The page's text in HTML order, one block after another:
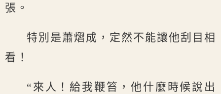
張。
特別是蕭熠成，定然不能讓他刮目相
看！
“來人！給我鞭笞，他什麼時候說出